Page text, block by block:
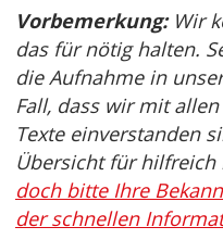
Vorbemerkung:Wir
das für nötig halten.
die Aufnahme in
Fall, dass wir mit
Texte einverstanden
Übersicht für hilfreich
doch bitte Ihre
der schnellen